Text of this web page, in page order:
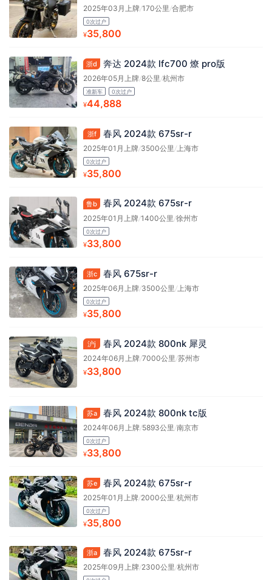
2025年03月上牌/170公里/合肥市
0次过户
¥35,800
浙d 奔达 2024款 lfc700 燎 pro版
2026年05月上牌/8公里 /杭州市
准新车 0次过户
¥44,888
浙f 春风 2024款 675sr-r
2025年01月上牌/3500公里 /上海市
0次过户
¥35,800
鲁b 春风 2024款 675sr-r
2025年01月上牌/1400公里 /徐州市
0次过户
¥33,800
浙c 春风 675sr-r
2025年06月上牌/3500公里 /上海市
0次过户
¥35,800
沪j 春风 2024款 800nk 犀灵
2024年06月上牌/7000公里 /苏州市
¥33,800
苏a 春风 2024款 800nk tc版
2024年06月上牌/5893公里 /南京市
0次过户
¥33,800
苏e 春风 2024款 675sr-r
2025年01月上牌/2000公里 /杭州市
0次过户
¥35,800
浙a 春风 2024款 675sr-r
2025年09月上牌/2300公里/杭州市